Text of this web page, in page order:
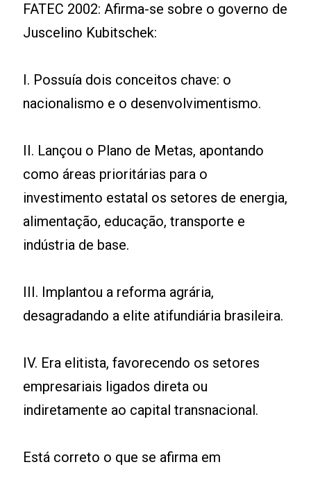
FATEC 2002: Afirma-se sobre o governo de
Juscelino Kubitschek:
I. Possuía dois conceitos chave: o
nacionalismo e o desenvolvimentismo.
II. Lançou o Plano de Metas, apontando
como áreas prioritárias para o
investimento estatal os setores de energia,
alimentação, educação, transporte e
indústria de base.
III. Implantou a reforma agrária,
desagradando a elite atifundiária brasileira.
IV. Era elitista, favorecendo os setores
empresariais ligados direta ou
indiretamente ao capital transnacional.
Está correto o que se afirma em